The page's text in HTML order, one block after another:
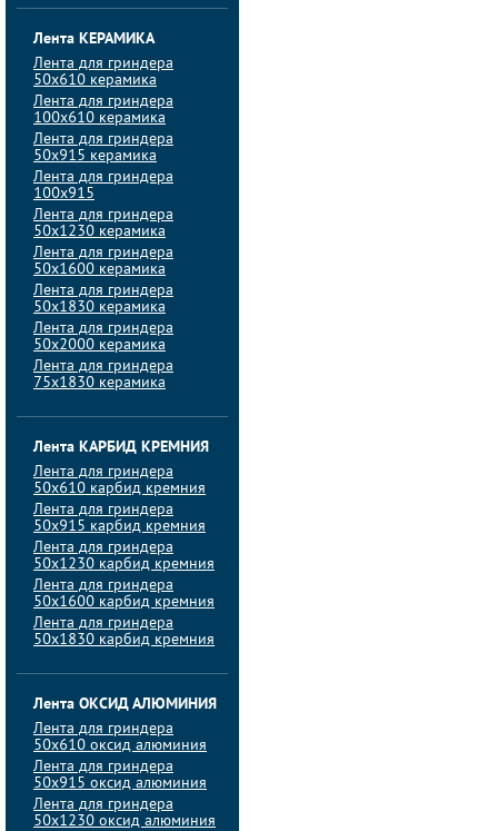
Лента КЕРАМИКА
Лента для гриндера
50х610 керамика
Лента для гриндера
100х610 керамика
Лента для гриндера
50х915 керамика
Лента для гриндера
100х915
Лента для гриндера
50х1230 керамика
Лента для гриндера
50х1600 керамика
Лента для гриндера
50х1830 керамика
Лента для гриндера
50х2000 керамика
Лента для гриндера
75х1830 керамика
Лента КАРБИД КРЕМНИЯ
Лента для гриндера
50х610 карбид кремния
Лента для гриндера
50х915 карбид кремния
Лента для гриндера
50х1230 карбид кремния
Лента для гриндера
50х1600 карбид кремния
Лента для гриндера
50х1830 карбид кремния
Лента ОКСИД АЛЮМИНИЯ
Лента для гриндера
50х610 оксид алюминия
Лента для гриндера
50х915 оксид алюминия
Лента для гриндера
50х1230 оксид алюминия